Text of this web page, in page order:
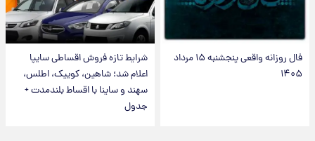
فال روزانه واقعی پنجشنبه ۱۵ مرداد
۱۴۰۵
شرایط تازه فروش اقساطی سایپا
اعلام شد؛ شاهین، کوییک، اطلس،
سهند و ساینا با اقساط بلندمدت +
جدول